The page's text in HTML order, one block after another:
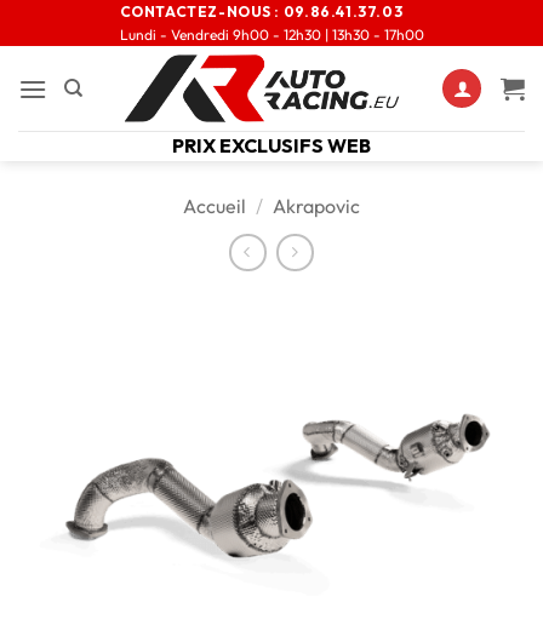
CONTACTEZ-NOUS : 09.86.41.37.03
Lundi - Vendredi 9h00 - 12h30 | 13h30 - 17h00
PRIX EXCLUSIFS WEB
Accueil / Akrapovic